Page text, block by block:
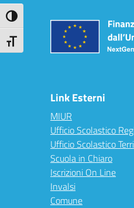
Attiva/disattiva alto contrasto
Attiva/disattiva dimensione testo
Link Esterni
MIUR
Ufficio Scolastico
Ufficio Scolastico
Scuola in Chiaro
Iscrizioni On Line
Invalsi
Comune